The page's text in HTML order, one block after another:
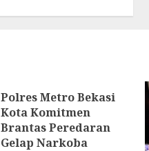
Polres Metro Bekasi
Kota Komitmen
Brantas Peredaran
Gelap Narkoba